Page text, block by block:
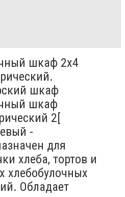
шкаф 2х4
шкаф
шкаф
2[
-
для
хлеба, тортов и
хлебобулочных
Обладает